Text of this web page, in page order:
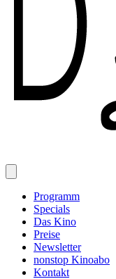
Programm
Specials
Das Kino
Preise
Newsletter
nonstop Kinoabo
Kontakt